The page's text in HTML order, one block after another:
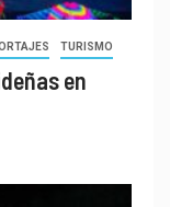
TURISMO
en